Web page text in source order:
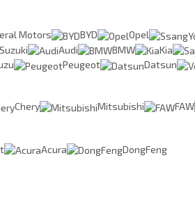
Motors BYD Opel
Suzuki Audi BMW Kia
Peugeot Datsun
Chery Mitsubishi FAW
Acura
DongFeng